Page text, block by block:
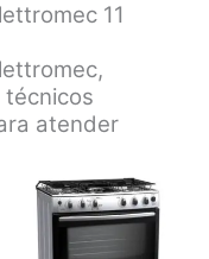
11
técnicos
atender